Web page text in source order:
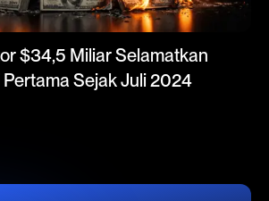
$34,5 Miliar Selamatkan
Sejak Juli 2024